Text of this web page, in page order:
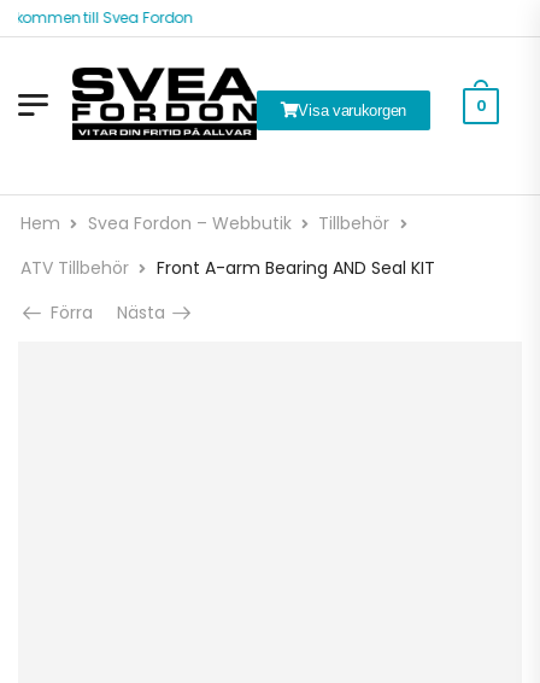
till Svea Fordon
Visa varukorgen 0
Hem Svea Fordon – Webbutik
Tillbehör
ATV Tillbehör
Front A-arm Bearing AND Seal KIT
Förra
Nästa